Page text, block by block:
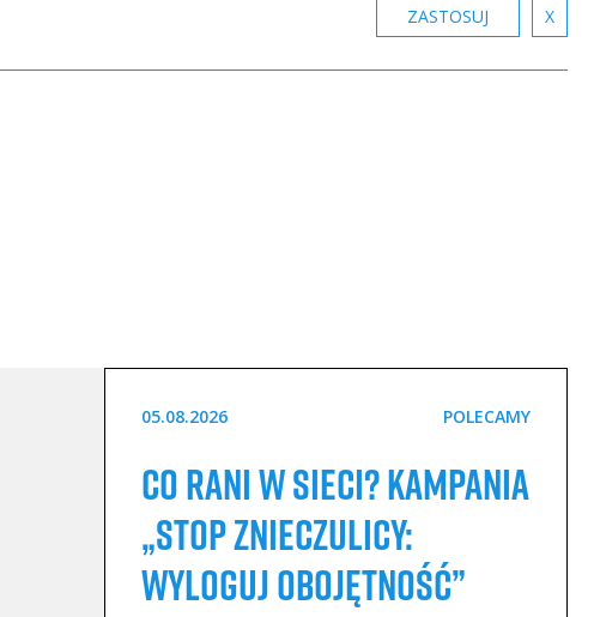
ZASTOSUJ X
05.08.2026 POLECAMY
Co rani w sieci? Kampania
„STOP Znieczulicy:
Wyloguj Obojętność”